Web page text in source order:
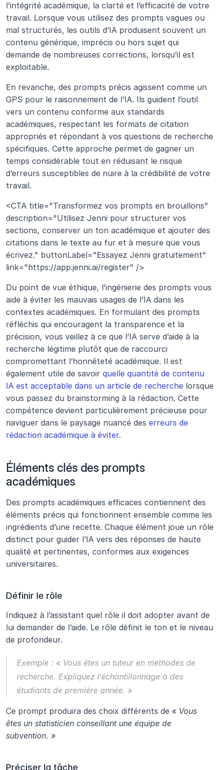
l’intégrité académique, la clarté et l’efficacité de votre
travail. Lorsque vous utilisez des prompts vagues ou
mal structurés, les outils d’IA produisent souvent un
contenu générique, imprécis ou hors sujet qui
demande de nombreuses corrections, lorsqu’il est
exploitable.
En revanche, des prompts précis agissent comme un
GPS pour le raisonnement de l’IA. Ils guident l’outil
vers un contenu conforme aux standards
académiques, respectant les formats de citation
appropriés et répondant à vos questions de recherche
spécifiques. Cette approche permet de gagner un
temps considérable tout en réduisant le risque
d’erreurs susceptibles de nuire à la crédibilité de votre
travail.
<CTA title="Transformez vos prompts en brouillons"
description="Utilisez Jenni pour structurer vos
sections, conserver un ton académique et ajouter des
citations dans le texte au fur et à mesure que vous
écrivez." buttonLabel="Essayez Jenni gratuitement"
link="https://app.jenni.ai/register" />
Du point de vue éthique, l’ingénierie des prompts vous
aide à éviter les mauvais usages de l’IA dans les
contextes académiques. En formulant des prompts
réfléchis qui encouragent la transparence et la
précision, vous veillez à ce que l’IA serve d’aide à la
recherche légitime plutôt que de raccourci
compromettant l’honnêteté académique. Il est
également utile de savoir quelle quantité de contenu
IA est acceptable dans un article de recherche lorsque
vous passez du brainstorming à la rédaction. Cette
compétence devient particulièrement précieuse pour
naviguer dans le paysage nuancé des erreurs de
rédaction académique à éviter.
Éléments clés des prompts
académiques
Des prompts académiques efficaces contiennent des
éléments précis qui fonctionnent ensemble comme les
ingrédients d’une recette. Chaque élément joue un rôle
distinct pour guider l’IA vers des réponses de haute
qualité et pertinentes, conformes aux exigences
universitaires.
Définir le rôle
Indiquez à l’assistant quel rôle il doit adopter avant de
lui demander de l’aide. Le rôle définit le ton et le niveau
de profondeur.
Exemple : « Vous êtes un tuteur en méthodes de
recherche. Expliquez l’échantillonnage à des
étudiants de première année. »
Ce prompt produira des choix différents de « Vous
êtes un statisticien conseillant une équipe de
subvention. »
Préciser la tâche